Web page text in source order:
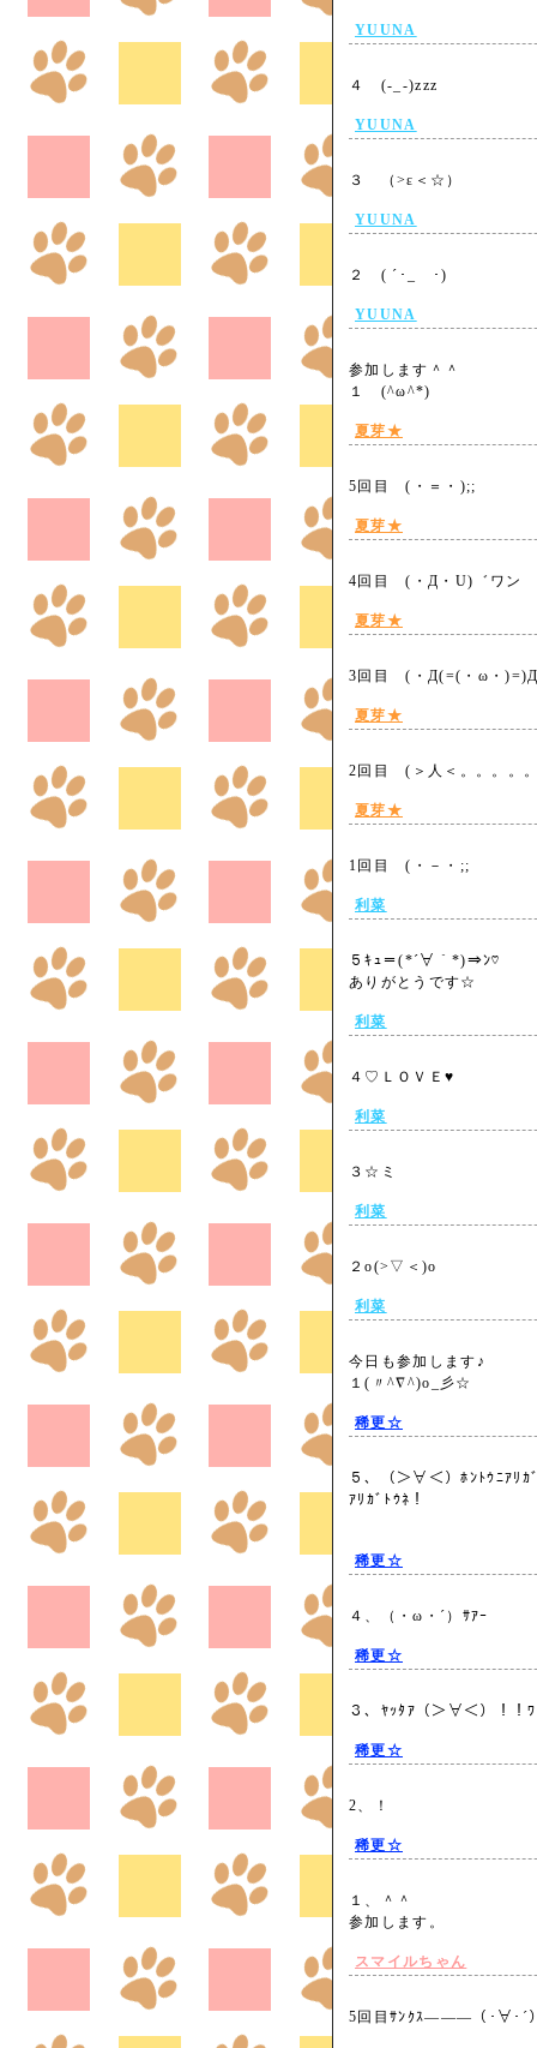
YUUNA
４ (-_-)zzz
YUUNA
３ （>ε＜☆）
YUUNA
２ ( ´･_ゝ･)
YUUNA
参加します＾＾
１ (^ω^*)
夏芽★
5回目 (・＝・);;
夏芽★
4回目 (・Д・U)゛ワン
夏芽★
3回目 (・Д(=(・ω・
夏芽★
2回目 (＞人＜。。。
夏芽★
1回目 (・－・;;
利菜
５ｷｭ＝(*´∀｀*)⇒ﾝ♡
ありがとうです☆
利菜
４♡ＬＯＶＥ♥
利菜
３☆ミ
利菜
２o(>▽＜)o
利菜
今日も参加します♪
１(〃^∇^)o_彡☆
稀更☆
５、（＞∀＜）ﾎﾝﾄｳﾆｱﾘｶ
ｱﾘｶﾞﾄｳﾈ！
稀更☆
４、（・ω・´）ｻｱｰ
稀更☆
３、ﾔｯﾀｱ（＞∀＜）！
稀更☆
2、！
稀更☆
１、＾＾
参加します。
スマイルちゃん
5回目ｻﾝｸｽ―――（･∀